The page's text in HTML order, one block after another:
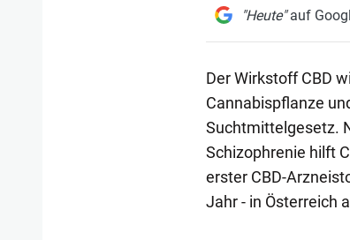
"Heute"auf
Der Wirkstoff CBD
Cannabispflanze
Suchtmittelgesetz.
Schizophrenie hilft
erster CBD-
Jahr - in Österreich